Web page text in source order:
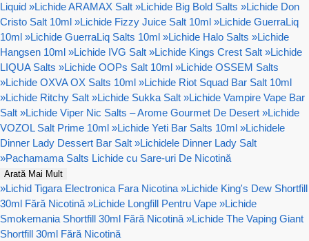
Liquid »Lichide ARAMAX Salt »Lichide Big Bold Salts »Lichide Don
Cristo Salt 10ml »Lichide Fizzy Juice Salt 10ml »Lichide GuerraLiq
10ml »Lichide GuerraLiq Salts 10ml »Lichide Halo Salts »Lichide
Hangsen 10ml »Lichide IVG Salt »Lichide Kings Crest Salt »Lichide
LIQUA Salts »Lichide OOPs Salt 10ml »Lichide OSSEM Salts
»Lichide OXVA OX Salts 10ml »Lichide Riot Squad Bar Salt 10ml
»Lichide Ritchy Salt »Lichide Sukka Salt »Lichide Vampire Vape Bar
Salt »Lichide Viper Nic Salts – Arome Gourmet De Desert »Lichide
VOZOL Salt Prime 10ml »Lichide Yeti Bar Salts 10ml »Lichidele
Dinner Lady Dessert Bar Salt »Lichidele Dinner Lady Salt
»Pachamama Salts Lichide cu Sare-uri De Nicotină
Arată Mai Mult
»Lichid Tigara Electronica Fara Nicotina »Lichide King's Dew Shortfill
30ml Fără Nicotină »Lichide Longfill Pentru Vape »Lichide
Smokemania Shortfill 30ml Fără Nicotină »Lichide The Vaping Giant
Shortfill 30ml Fără Nicotină